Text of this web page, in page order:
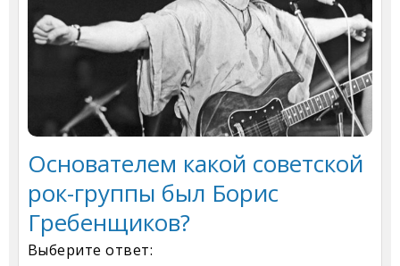
Основателем какой советской
рок-группы был Борис
Гребенщиков?
Выберите ответ: